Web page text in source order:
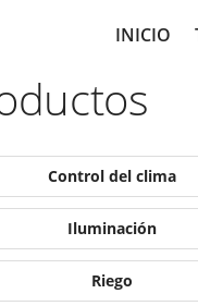
Main
INICIO
Control del clima
Iluminación
Riego